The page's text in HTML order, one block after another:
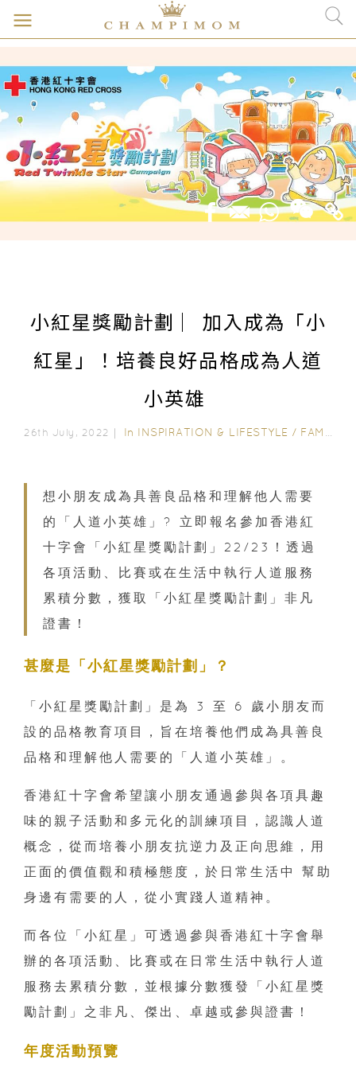
小紅星獎勵計劃 ︳加入成為「小
紅星」！培養良好品格成為人道
小英雄
26th July, 2022｜ In INSPIRATION & LIFESTYLE / FAMILY FUN
想小朋友成為具善良品格和理解他人需要
的「人道小英雄」? 立即報名參加香港紅
十字會「小紅星獎勵計劃」22/23！透過
各項活動、比賽或在生活中執行人道服務
累積分數，獲取「小紅星獎勵計劃」非凡
證書！
甚麼是「小紅星獎勵計劃」？
「小紅星獎勵計劃」是為 3 至 6 歲小朋友而
設的品格教育項目，旨在培養他們成為具善良
品格和理解他人需要的「人道小英雄」。
香港紅十字會希望讓小朋友通過參與各項具趣
味的親子活動和多元化的訓練項目，認識人道
概念，從而培養小朋友抗逆力及正向思維，用
正面的價值觀和積極態度，於日常生活中 幫助
身邊有需要的人，從小實踐人道精神。
而各位「小紅星」可透過參與香港紅十字會舉
辦的各項活動、比賽或在日常生活中執行人道
服務去累積分數，並根據分數獲發「小紅星獎
勵計劃」之非凡、傑出、卓越或參與證書！
年度活動預覽